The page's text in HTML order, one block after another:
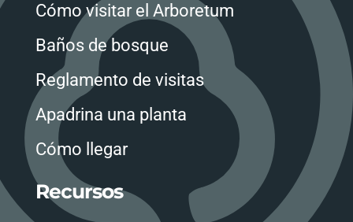
Cómo visitar el Arboretum
Baños de bosque
Reglamento de visitas
Apadrina una planta
Cómo llegar
Recursos